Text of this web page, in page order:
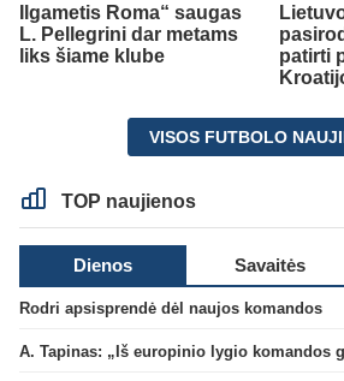
Ilgametis Roma“ saugas
L. Pellegrini dar metams
liks šiame klube
patirti
VISOS FUTBOLO
TOP naujienos
Dienos Savaitės
Rodri apsisprendė dėl naujos komandos